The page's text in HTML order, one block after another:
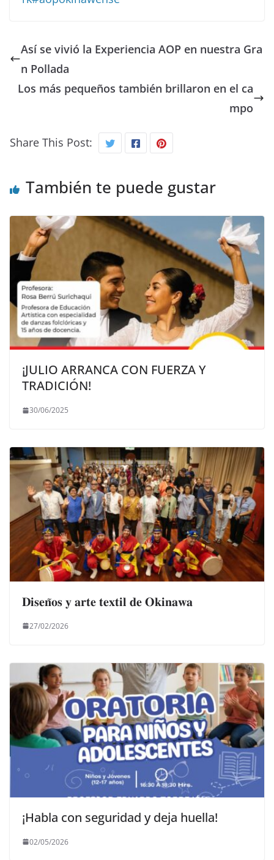
Así se vivió la Experiencia AOP en nuestra Gra
n Pollada
Los más pequeños también brillaron en el ca
mpo
Share This Post:
También te puede gustar
¡JULIO ARRANCA CON FUERZA Y
TRADICIÓN!
30/06/2025
𝐃𝐢𝐬𝐞𝐧̃𝐨𝐬 𝐲 𝐚𝐫𝐭𝐞 𝐭𝐞𝐱𝐭𝐢𝐥 𝐝𝐞 𝐎𝐤𝐢𝐧𝐚𝐰𝐚
27/02/2026
¡Habla con seguridad y deja huella!
02/05/2026